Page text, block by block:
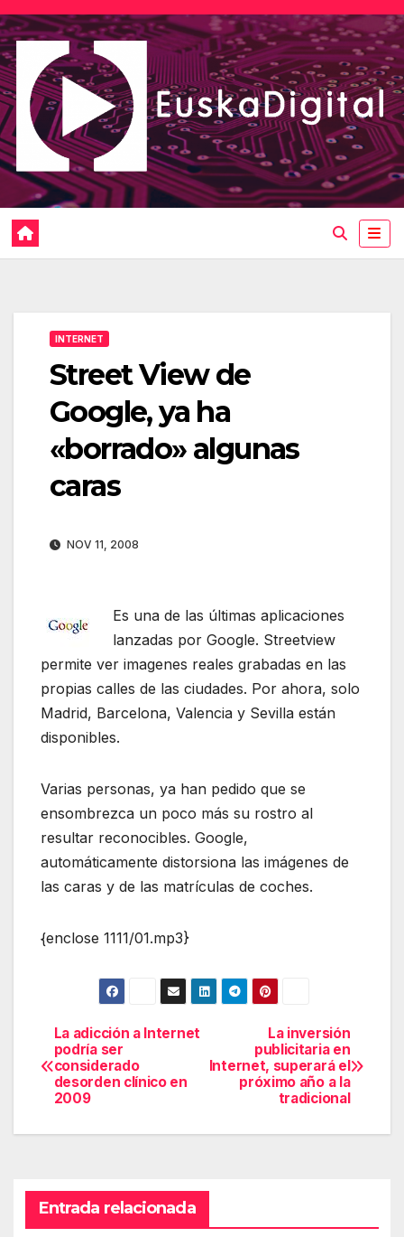
Saltar
al
contenido
INTERNET
Street View de
Google, ya ha
«borrado» algunas
caras
NOV 11, 2008
Es una de las últimas aplicaciones
lanzadas por Google. Streetview
permite ver imagenes reales grabadas en las
propias calles de las ciudades. Por ahora, solo
Madrid, Barcelona, Valencia y Sevilla están
disponibles.
Varias personas, ya han pedido que se
ensombrezca un poco más su rostro al
resultar reconocibles. Google,
automáticamente distorsiona las imágenes de
las caras y de las matrículas de coches.
{enclose 1111/01.mp3}
Navegación
de
La inversión
publicitaria en
Internet, superará el
próximo año a la
tradicional
La adicción a Internet
podría ser
considerado
desorden clínico en
2009
Entrada relacionada